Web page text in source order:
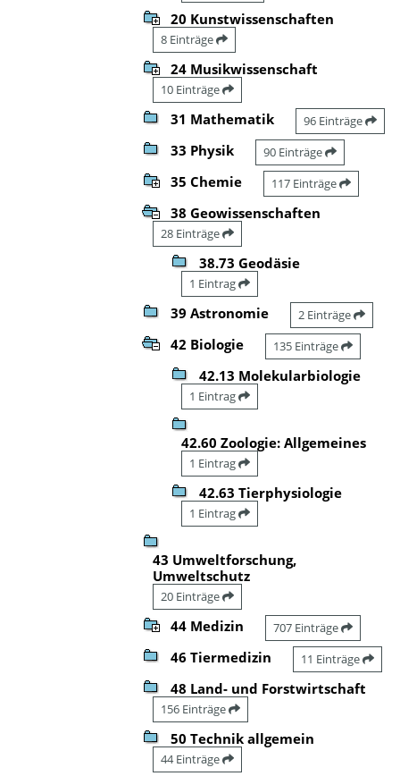
20 Kunstwissenschaften
8 Einträge
24 Musikwissenschaft
10 Einträge
31 Mathematik 96 Einträge
33 Physik 90 Einträge
35 Chemie 117 Einträge
38 Geowissenschaften
28 Einträge
38.73 Geodäsie
1 Eintrag
39 Astronomie 2 Einträge
42 Biologie 135 Einträge
42.13 Molekularbiologie
1 Eintrag
42.60 Zoologie: Allgemeines
1 Eintrag
42.63 Tierphysiologie
1 Eintrag
43 Umweltforschung,
Umweltschutz
20 Einträge
44 Medizin 707 Einträge
46 Tiermedizin 11 Einträge
48 Land- und Forstwirtschaft
156 Einträge
50 Technik allgemein
44 Einträge